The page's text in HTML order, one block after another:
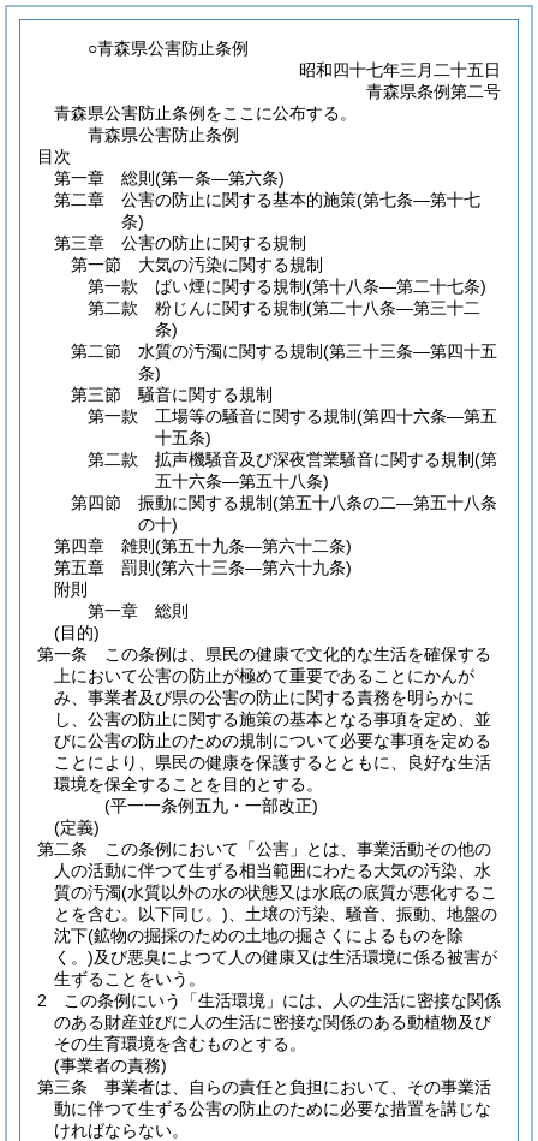
○青森県公害防止条例
昭和四十七年三月二十五日
青森県条例第二号
青森県公害防止条例をここに公布する。
青森県公害防止条例
目次
第一章
総則 (第一条―第六条)
第二章
公害の防止に関する基本的施策(第七条―第十七
条)
第三章
公害の防止に関する規制
第一節
大気の汚染に関する規制
第一款
ばい煙に関する規制(第十八条―第二十七条)
第二款
粉じんに関する規制(第二十八条―第三十二
条)
第二節
水質の汚濁に関する規制(第三十三条―第四十五
条)
第三節
騒音に関する規制
第一款
工場等の騒音に関する規制(第四十六条―第五
十五条)
第二款
拡声機騒音及び深夜営業騒音に関する規制(第
五十六条―第五十八条)
第四節
振動に関する規制(第五十八条の二―第五十八条
の十)
第四章
雑則 (第五十九条―第六十二条)
第五章
罰則 (第六十三条―第六十九条)
附則
第一章
総則
(目的)
第一条
この条例は、県民の健康で文化的な生活を確保する
上において公害の防止が極めて重要であることにかんが
み、事業者及び県の公害の防止に関する責務を明らかに
し、公害の防止に関する施策の基本となる事項を定め、並
びに公害の防止のための規制について必要な事項を定める
ことにより、県民の健康を保護するとともに、良好な生活
環境を保全することを目的とする。
(平一一条例五九・一部改正)
(定義)
第二条
この条例において「公害」とは、事業活動その他の
人の活動に伴つて生ずる相当範囲にわたる大気の汚染、水
質の汚濁(水質以外の水の状態又は水底の底質が悪化するこ
とを含む。以下同じ。) 、土壌の汚染、騒音、振動、地盤の
沈下(鉱物の掘採のための土地の掘さくによるものを除
く。)及び悪臭によつて人の健康又は生活環境に係る被害が
生ずることをいう。
2
この条例にいう「生活環境」には、人の生活に密接な関係
のある財産並びに人の生活に密接な関係のある動植物及び
その生育環境を含むものとする。
(事業者の責務)
第三条
事業者は、自らの責任と負担において、その事業活
動に伴つて生ずる公害の防止のために必要な措置を講じな
ければならない。